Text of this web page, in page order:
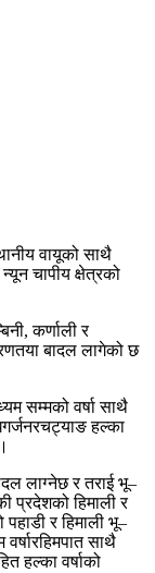
वायूको साथै
चापीय क्षेत्रको
कर्णाली र
बादल लागेको छ
सम्मको वर्षा साथै
हल्का
लाग्नेछ र तराई भू–
प्रदेशको हिमाली र
र हिमाली भू–
साथै
हल्का वर्षाको